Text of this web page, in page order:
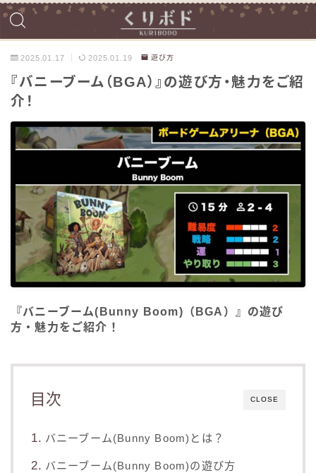
2025.01.17 2025.01.19 遊び方
『バニーブーム（BGA）』の遊び方・魅力をご紹
介！
『バニーブーム(Bunny Boom)（BGA）』の遊び
方・魅力をご紹介！
CLOSE
目次
バニーブーム(Bunny Boom)とは？
バニーブーム(Bunny Boom)の遊び方